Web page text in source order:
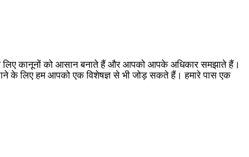
लिए कानूनों को आसान बनाते हैं और आपको आपके अधिकार समझाते हैं।
के लिए हम आपको एक विशेषज्ञ से भी जोड़ सकते हैं। हमारे पास एक